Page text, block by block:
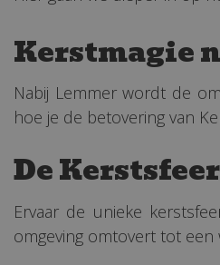
Kerstmagie
Nabij Lemmer wordt de
hoe je de betovering van
De
Ervaar de unieke
omgeving omtovert tot